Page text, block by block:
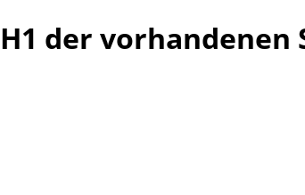
H1 der vorhandenen